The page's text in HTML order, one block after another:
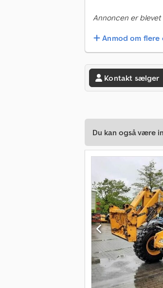
Annoncen er blevet
Anmod om flere
Kontakt sælger
Du kan også være